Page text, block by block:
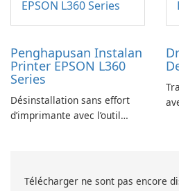
Penghapusan Instalan
Printer EPSON L360
Series
Désinstallation sans effort
d’imprimante avec l’outil
Télécharger ne sont pas encore